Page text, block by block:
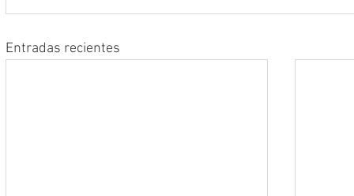
Entradas recientes